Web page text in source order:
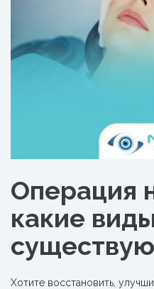
Операция
какие
Хотите восстановить,